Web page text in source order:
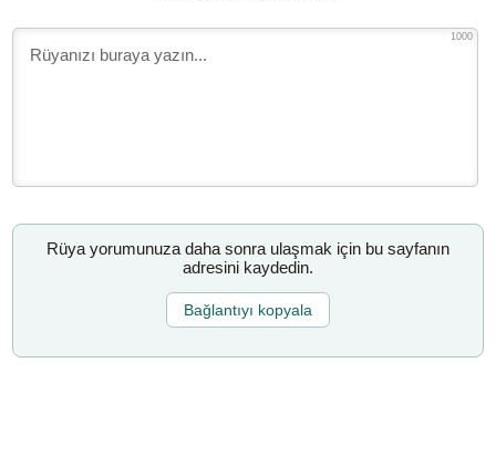
1000
Rüya yorumunuza daha sonra ulaşmak için bu sayfanın
adresini kaydedin.
Bağlantıyı kopyala